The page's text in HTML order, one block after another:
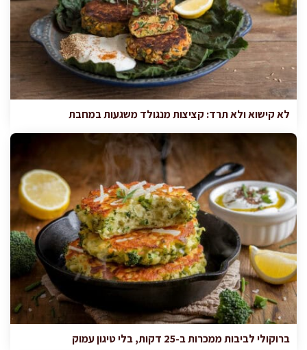
לא קישוא ולא תרד: קציצות מנגולד משגעות במחבת
ברוקולי לביבות ממכרות ב-25 דקות, בלי טיגון עמוק